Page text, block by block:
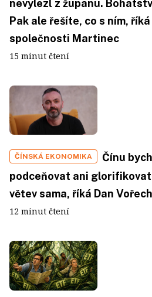
nevylezl z županu.
Pak ale řešíte, co s ním,
společnosti Martinec
15 minut čtení
ČÍNSKÁ EKONOMIKA
Čínu
podceňovat ani
větev sama, říká Dan
12 minut čtení